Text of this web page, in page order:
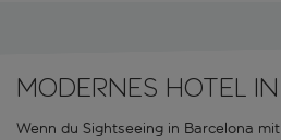
Modernes Hotel
Wenn du Sightseeing in Barcelona